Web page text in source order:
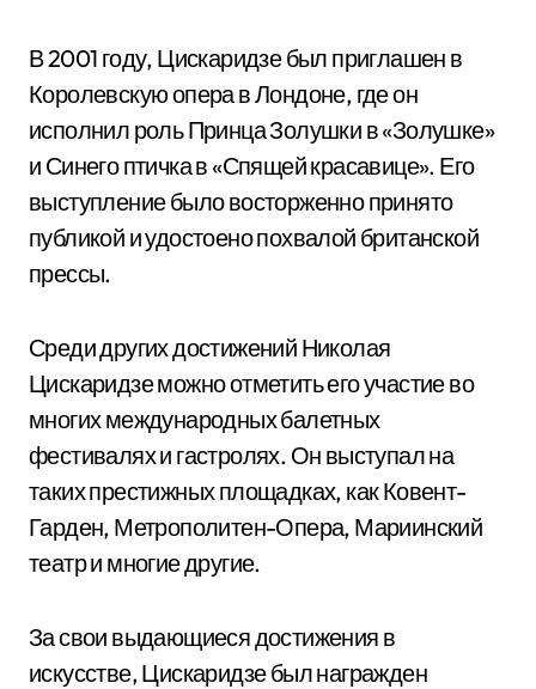
В 2001 году, Цискаридзе был приглашен в
Королевскую опера в Лондоне, где он
исполнил роль Принца Золушки в «Золушке»
и Синего птичка в «Спящей красавице». Его
выступление было восторженно принято
публикой и удостоено похвалой британской
прессы.
Среди других достижений Николая
Цискаридзе можно отметить его участие во
многих международных балетных
фестивалях и гастролях. Он выступал на
таких престижных площадках, как Ковент-
Гарден, Метрополитен-Опера, Мариинский
театр и многие другие.
За свои выдающиеся достижения в
искусстве, Цискаридзе был награжден